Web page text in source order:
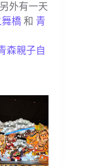
外有一天
橋 和 青
森親子自